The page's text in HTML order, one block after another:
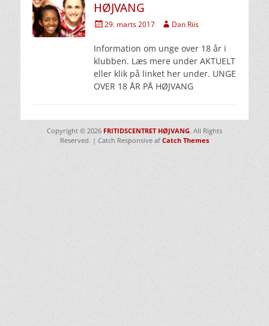
HØJVANG
Udgivet
29. marts 2017 Forfatter
Dan Riis
Information om unge over 18 år i
klubben. Læs mere under AKTUELT
eller klik på linket her under. UNGE
OVER 18 ÅR PÅ HØJVANG
Copyright © 2026 FRITIDSCENTRET HØJVANG. All Rights
Reserved. | Catch Responsive af Catch Themes